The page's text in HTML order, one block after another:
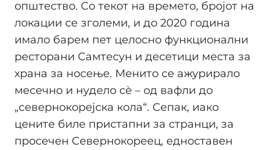
општество. Со текот на времето, бројот на
локации се зголеми, и до 2020 година
имало барем пет целосно функционални
ресторани Самтесун и десетици места за
храна за носење. Менито се ажурирало
месечно и нудело сè – од вафли до
„севернокорејска кола“. Сепак, иако
цените биле пристапни за странци, за
просечен Севернокореец, едноставен